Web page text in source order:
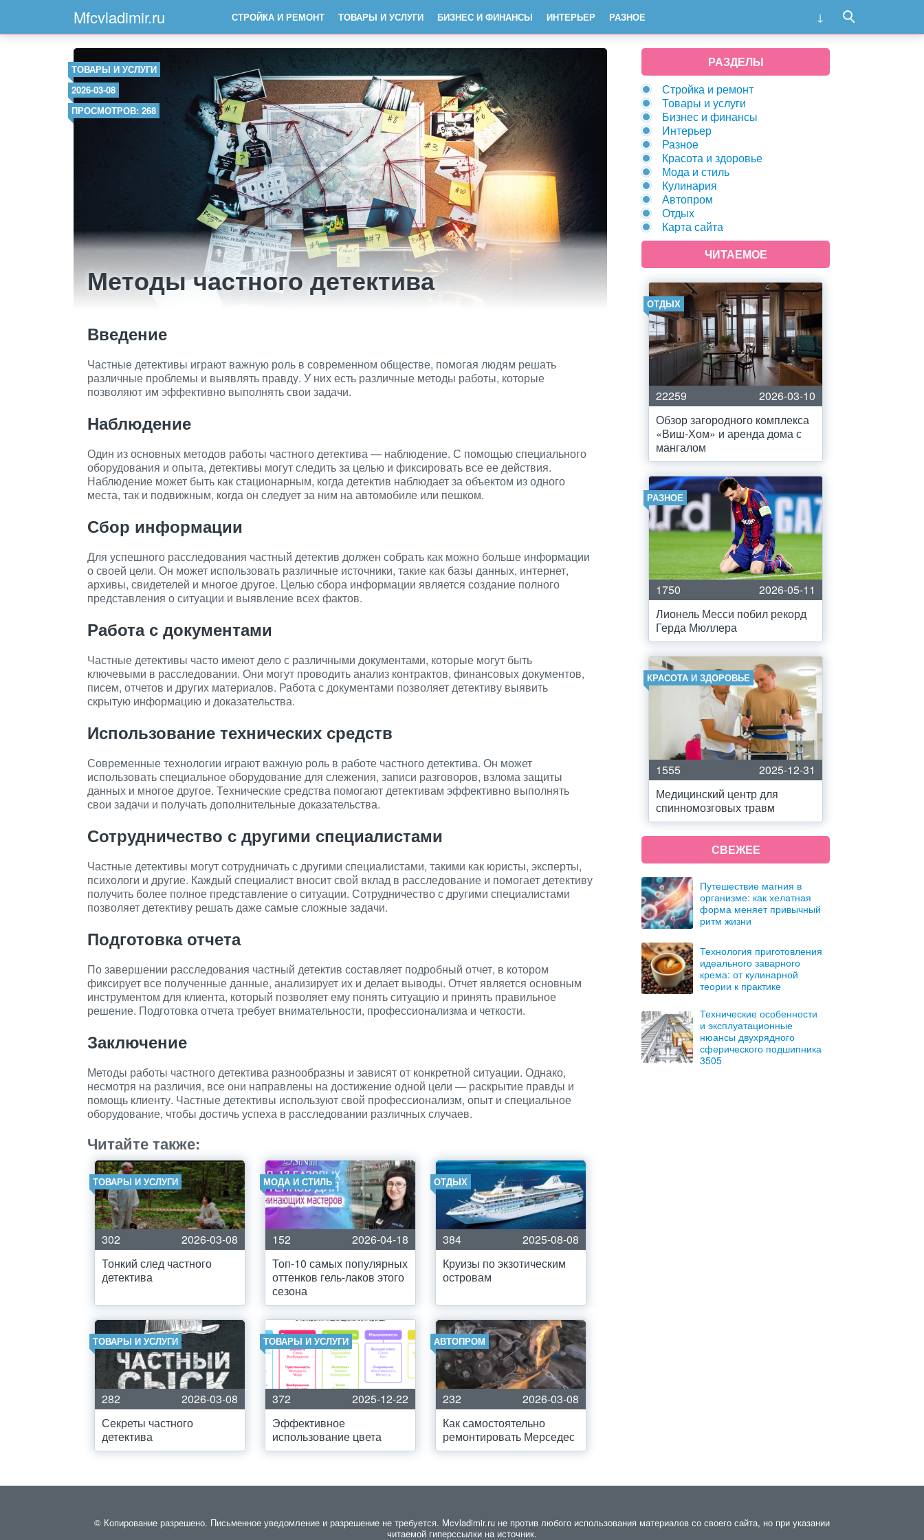
Mfcvladimir.ru СТРОЙКА И РЕМОНТ ТОВАРЫ И УСЛУГИ БИЗНЕС И ФИНАНСЫ ИНТЕРЬЕР РАЗНОЕ
ТОВАРЫ И УСЛУГИ
2026-03-08
ПРОСМОТРОВ: 268
Методы частного детектива
Введение
Частные детективы играют важную роль в современном обществе, помогая людям решать
различные проблемы и выявлять правду. У них есть различные методы работы, которые
позволяют им эффективно выполнять свои задачи.
Наблюдение
Один из основных методов работы частного детектива — наблюдение. С помощью специального
оборудования и опыта, детективы могут следить за целью и фиксировать все ее действия.
Наблюдение может быть как стационарным, когда детектив наблюдает за объектом из одного
места, так и подвижным, когда он следует за ним на автомобиле или пешком.
Сбор информации
Для успешного расследования частный детектив должен собрать как можно больше информации
о своей цели. Он может использовать различные источники, такие как базы данных, интернет,
архивы, свидетелей и многое другое. Целью сбора информации является создание полного
представления о ситуации и выявление всех фактов.
Работа с документами
Частные детективы часто имеют дело с различными документами, которые могут быть
ключевыми в расследовании. Они могут проводить анализ контрактов, финансовых документов,
писем, отчетов и других материалов. Работа с документами позволяет детективу выявить
скрытую информацию и доказательства.
Использование технических средств
Современные технологии играют важную роль в работе частного детектива. Он может
использовать специальное оборудование для слежения, записи разговоров, взлома защиты
данных и многое другое. Технические средства помогают детективам эффективно выполнять
свои задачи и получать дополнительные доказательства.
Сотрудничество с другими специалистами
Частные детективы могут сотрудничать с другими специалистами, такими как юристы, эксперты,
психологи и другие. Каждый специалист вносит свой вклад в расследование и помогает детективу
получить более полное представление о ситуации. Сотрудничество с другими специалистами
позволяет детективу решать даже самые сложные задачи.
Подготовка отчета
По завершении расследования частный детектив составляет подробный отчет, в котором
фиксирует все полученные данные, анализирует их и делает выводы. Отчет является основным
инструментом для клиента, который позволяет ему понять ситуацию и принять правильное
решение. Подготовка отчета требует внимательности, профессионализма и четкости.
Заключение
Методы работы частного детектива разнообразны и зависят от конкретной ситуации. Однако,
несмотря на различия, все они направлены на достижение одной цели — раскрытие правды и
помощь клиенту. Частные детективы используют свой профессионализм, опыт и специальное
оборудование, чтобы достичь успеха в расследовании различных случаев.
Читайте также:
ТОВАРЫ И УСЛУГИ
302
2026-03-08
Тонкий след частного
детектива
МОДА И СТИЛЬ
152
2026-04-18
Топ-10 самых популярных
оттенков гель-лаков этого
сезона
ОТДЫХ
384
2025-08-08
Круизы по экзотическим
островам
ТОВАРЫ И УСЛУГИ
282
2026-03-08
Секреты частного
детектива
ТОВАРЫ И УСЛУГИ
372
2025-12-22
Эффективное
использование цвета
АВТОПРОМ
232
2026-03-08
Как самостоятельно
ремонтировать Мерседес
РАЗДЕЛЫ
Стройка и ремонт
Товары и услуги
Бизнес и финансы
Интерьер
Разное
Красота и здоровье
Мода и стиль
Кулинария
Автопром
Отдых
Карта сайта
ЧИТАЕМОЕ
ОТДЫХ
22259
2026-03-10
Обзор загородного комплекса
«Виш-Хом» и аренда дома с
мангалом
РАЗНОЕ
1750
2026-05-11
Лионель Месси побил рекорд
Герда Мюллера
КРАСОТА И ЗДОРОВЬЕ
1555
2025-12-31
Медицинский центр для
спинномозговых травм
СВЕЖЕЕ
Путешествие магния в
организме: как хелатная
форма меняет привычный
ритм жизни
Технология приготовления
идеального заварного
крема: от кулинарной
теории к практике
Технические особенности
и эксплуатационные
нюансы двухрядного
сферического подшипника
3505
© Копирование разрешено. Письменное уведомление и разрешение не требуется. Mcvladimir.ru не против любого использования материалов со своего сайта, но при указании
читаемой гиперссылки на источник.